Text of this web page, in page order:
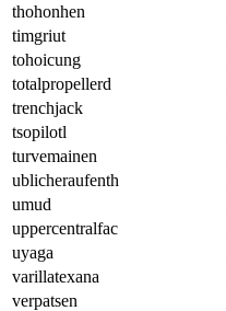
thohonhen
timgriut
tohoicung
totalpropellerd
trenchjack
tsopilotl
turvemainen
ublicheraufenth
umud
uppercentralfac
uyaga
varillatexana
verpatsen